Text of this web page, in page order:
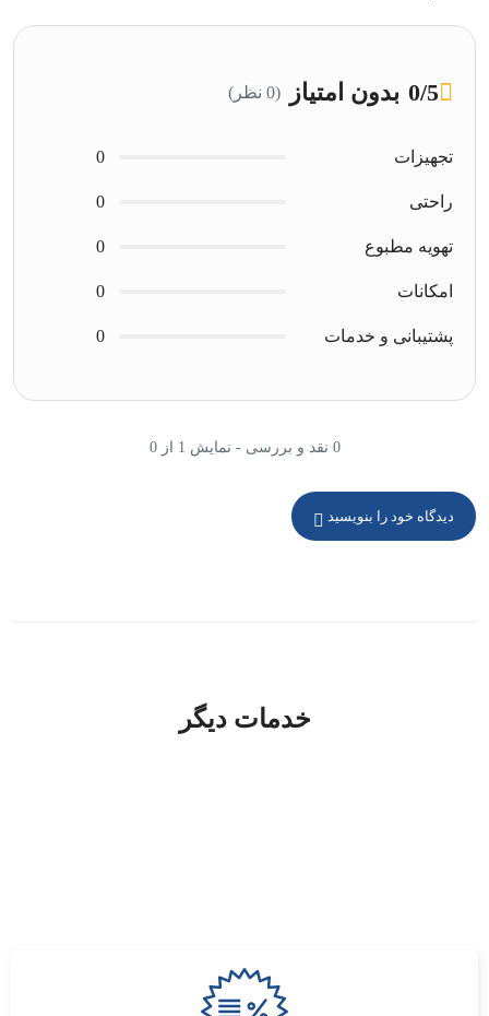
0/5 بدون امتیاز (0 نظر)
تجهیزات 0
راحتی 0
تهویه مطبوع 0
امکانات 0
پشتیبانی و خدمات 0
0 نقد و بررسی - نمایش 1 از 0
دیدگاه خود را بنویسید
خدمات دیگر